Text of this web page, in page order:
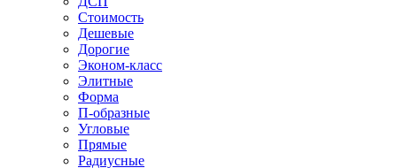
Стоимость
Дешевые
Дорогие
Эконом-класс
Элитные
Форма
П-образные
Угловые
Прямые
Радиусные